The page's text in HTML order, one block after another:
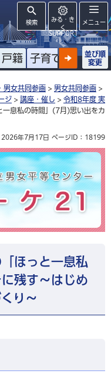
検索
みる・き
く
SUPPORT
メニュー
籍 子育て 高齢者
並び順
変更
男女共同参画 > 男女共同参画 >
ジ > 講座・催し > 令和8年度 実
一息私の時間」(7月)思い出をカ
2026年7月17日 ページID：18199
ほっと一息私
残す～はじめ
り～